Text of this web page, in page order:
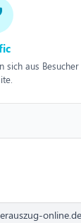
sich aus
online.de